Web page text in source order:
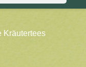
Kräutertees